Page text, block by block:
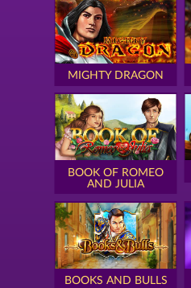
MIGHTY DRAGON
BOOK OF ROMEO
AND JULIA
BOOKS AND BULLS